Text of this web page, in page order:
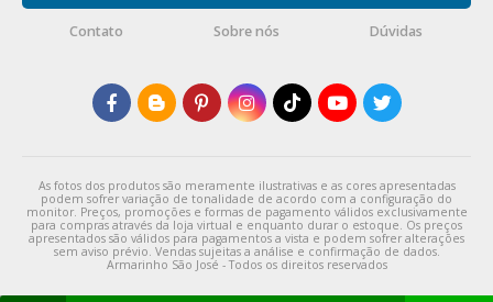
Contato Sobre nós Dúvidas
As fotos dos produtos são meramente ilustrativas e as cores apresentadas
podem sofrer variação de tonalidade de acordo com a configuração do
monitor. Preços, promoções e formas de pagamento válidos exclusivamente
para compras através da loja virtual e enquanto durar o estoque. Os preços
apresentados são válidos para pagamentos a vista e podem sofrer alterações
sem aviso prévio. Vendas sujeitas a análise e confirmação de dados.
Armarinho São José - Todos os direitos reservados